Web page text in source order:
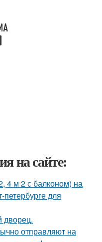
на сайте:
4 м 2 с балконом) на
петербурге для
дворец.
отправляют на